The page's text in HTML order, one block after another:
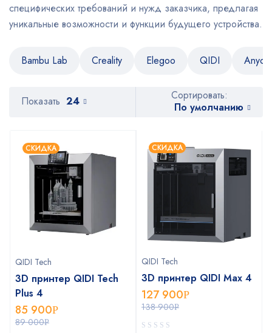
специфических требований и нужд заказчика, предлагая
уникальные возможности и функции будущего устройства.
Bambu Lab Creality Elegoo QIDI
Сортировать:
По умолчанию
Показать 24
СКИДКА
QIDI Tech
3D принтер QIDI Tech
Plus 4
89 000Р
85 900Р
СКИДКА
QIDI Tech
3D принтер QIDI Max 4
138 900Р
127 900Р